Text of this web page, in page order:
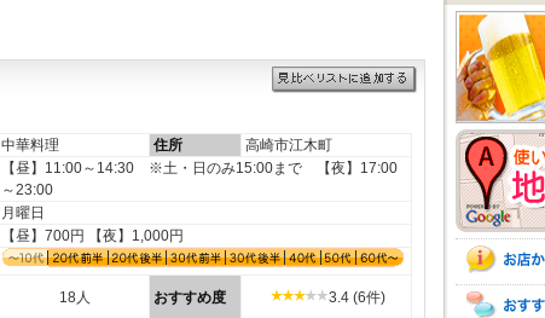
中華料理 住所
高崎市江木町
【昼】11:00～14:30 ※土・日のみ15:00まで 【夜】17:00
～23:00
月曜日
【昼】700円 【夜】1,000円
18人 おすすめ度 3.4 (6件)